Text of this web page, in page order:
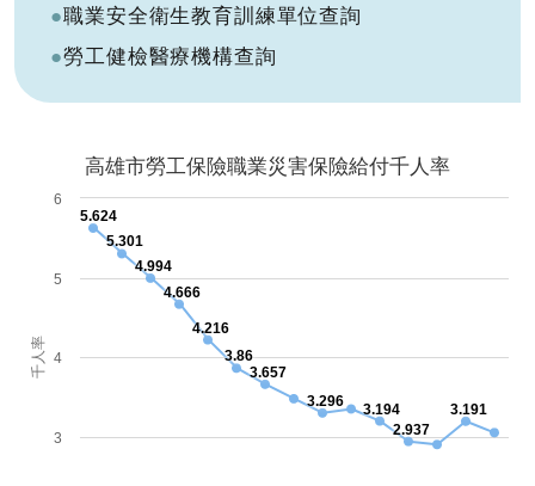
職業安全衛生教育訓練單位查詢
勞工健檢醫療機構查詢
千人率
高雄市勞工保險職業災害保險給付千人率
5.624
5.301
4.994
4.666
4.216
3.86
3.657
3.296
3.194
2.937
3.191
3
4
5
6